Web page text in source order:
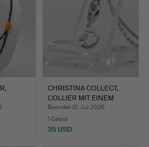
CHRISTINA COLLECT,
COLLIER MIT EINEM
VENDS…
Beendet 31. Jul 2026
1 Gebot
35 USD